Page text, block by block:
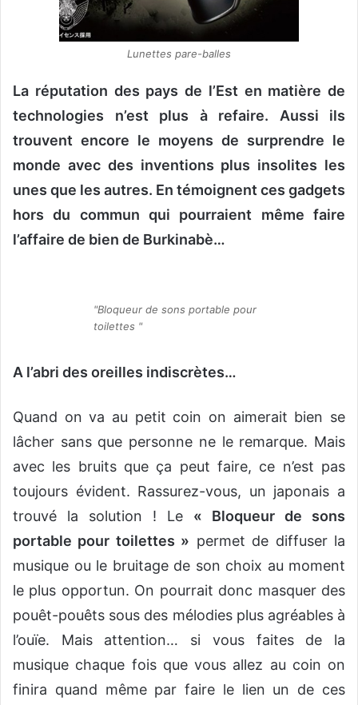
Lunettes pare-balles
La réputation des pays de l’Est en matière de
technologies n’est plus à refaire. Aussi ils
trouvent encore le moyens de surprendre le
monde avec des inventions plus insolites les
unes que les autres. En témoignent ces gadgets
hors du commun qui pourraient même faire
l’affaire de bien de Burkinabè…
"Bloqueur de sons portable pour
toilettes "
A l’abri des oreilles indiscrètes…
Quand on va au petit coin on aimerait bien se
lâcher sans que personne ne le remarque. Mais
avec les bruits que ça peut faire, ce n’est pas
toujours évident. Rassurez-vous, un japonais a
trouvé la solution ! Le « Bloqueur de sons
portable pour toilettes » permet de diffuser la
musique ou le bruitage de son choix au moment
le plus opportun. On pourrait donc masquer des
pouêt-pouêts sous des mélodies plus agréables à
l’ouïe. Mais attention… si vous faites de la
musique chaque fois que vous allez au coin on
finira quand même par faire le lien un de ces